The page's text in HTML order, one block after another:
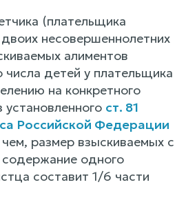
(плательщика
несовершеннолетних
алиментов
детей у плательщика
на конкретного
установленного ст. 81
Российской Федерации
размер взыскиваемых с
содержание одного
составит 1/6 части